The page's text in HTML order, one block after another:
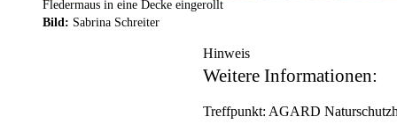
Fledermaus in eine Decke eingerollt
Bild: Sabrina Schreiter
Hinweis
Weitere Informationen:
Treffpunkt: AGARD